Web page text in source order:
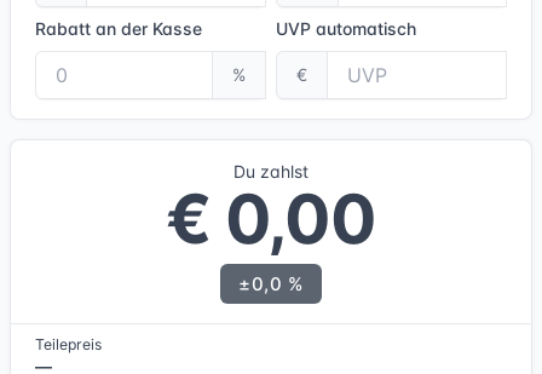
Rabatt an der Kasse
%
UVP automatisch
€
Du zahlst
€ 0,00
±0,0 %
Teilepreis
—